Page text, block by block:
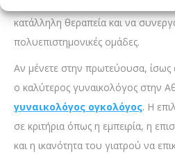
κατάλληλη θεραπεία και να
πολυεπιστημονικές ομάδες.
Αν μένετε στην πρωτεύουσα, ίσως
ο καλύτερος γυναικολόγος στην
γυναικολόγος ογκολόγος. Η
σε κριτήρια όπως η εμπειρία, η
και η ικανότητα του γιατρού να